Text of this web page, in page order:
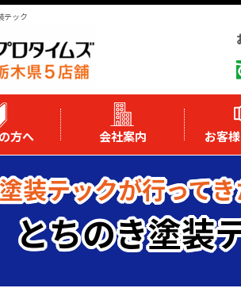
テック
方へ 会社案内 お客
装テックが行って
とちのき塗装